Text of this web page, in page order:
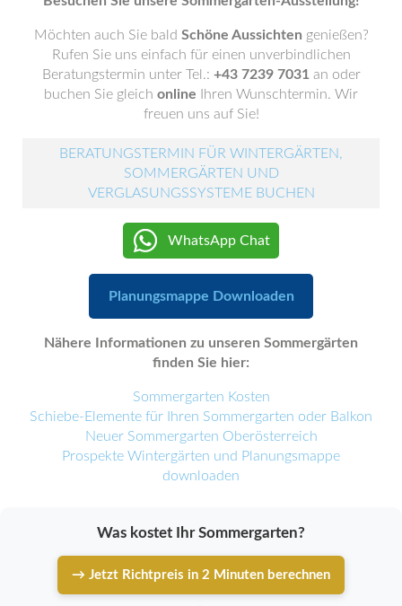
Möchten auch Sie bald Schöne Aussichten genießen?
Rufen Sie uns einfach für einen unverbindlichen
Beratungstermin unter Tel.: +43 7239 7031 an oder
buchen Sie gleich online Ihren Wunschtermin. Wir
freuen uns auf Sie!
BERATUNGSTERMIN FÜR WINTERGÄRTEN,
SOMMERGÄRTEN UND
VERGLASUNGSSYSTEME BUCHEN
WhatsApp Chat
Planungsmappe Downloaden
Nähere Informationen zu unseren Sommergärten
finden Sie hier:
Sommergarten Kosten
Schiebe-Elemente für Ihren Sommergarten oder Balkon
Neuer Sommergarten Oberösterreich
Prospekte Wintergärten und Planungsmappe
downloaden
Was kostet Ihr Sommergarten?
→ Jetzt Richtpreis in 2 Minuten berechnen